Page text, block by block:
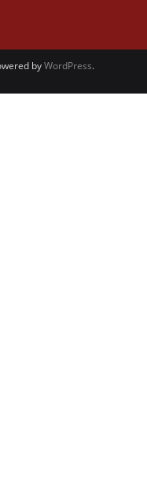
byWordPress.